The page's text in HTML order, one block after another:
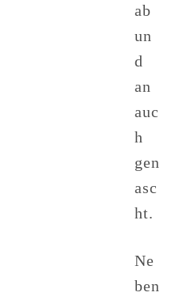
ab
un
d
an
auc
h
gen
asc
ht.
Ne
ben